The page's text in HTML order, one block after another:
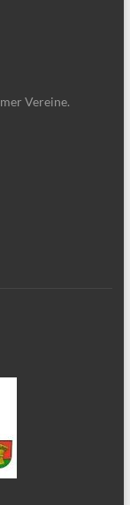
Vereine.